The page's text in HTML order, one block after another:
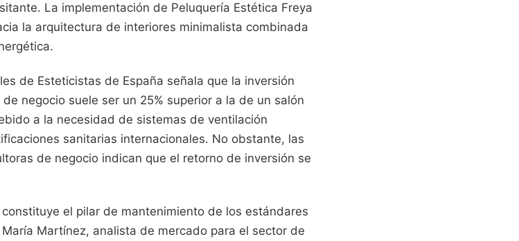
La implementación de Peluquería Estética Freya
la arquitectura de interiores minimalista combinada
de Esteticistas de España señala que la inversión
negocio suele ser un 25% superior a la de un salón
a la necesidad de sistemas de ventilación
sanitarias internacionales. No obstante, las
de negocio indican que el retorno de inversión se
el pilar de mantenimiento de los estándares
Martínez, analista de mercado para el sector de